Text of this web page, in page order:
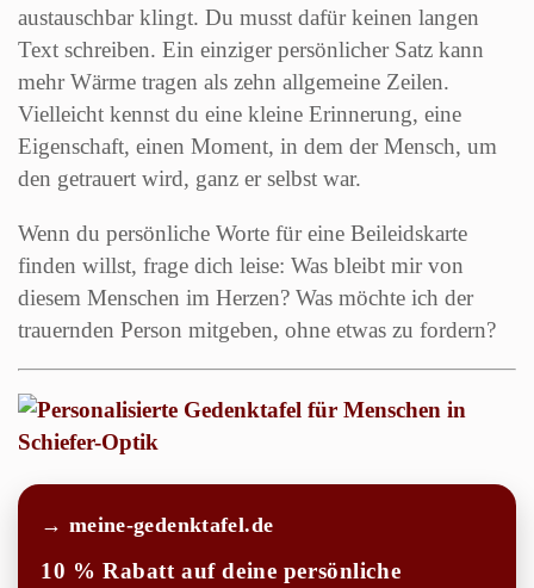
austauschbar klingt. Du musst dafür keinen langen
Text schreiben. Ein einziger persönlicher Satz kann
mehr Wärme tragen als zehn allgemeine Zeilen.
Vielleicht kennst du eine kleine Erinnerung, eine
Eigenschaft, einen Moment, in dem der Mensch, um
den getrauert wird, ganz er selbst war.
Wenn du persönliche Worte für eine Beileidskarte
finden willst, frage dich leise: Was bleibt mir von
diesem Menschen im Herzen? Was möchte ich der
trauernden Person mitgeben, ohne etwas zu fordern?
→ meine-gedenktafel.de
10 % Rabatt auf deine persönliche